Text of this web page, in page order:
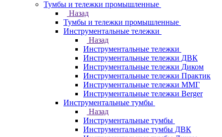
Тумбы и тележки промышленные
Назад
Тумбы и тележки промышленные
Инструментальные тележки
Назад
Инструментальные тележки
Инструментальные тележки ДВК
Инструментальные тележки Диком
Инструментальные тележки Практик
Инструментальные тележки ММГ
Инструментальные тележки Berger
Инструментальные тумбы
Назад
Инструментальные тумбы
Инструментальные тумбы ДВК